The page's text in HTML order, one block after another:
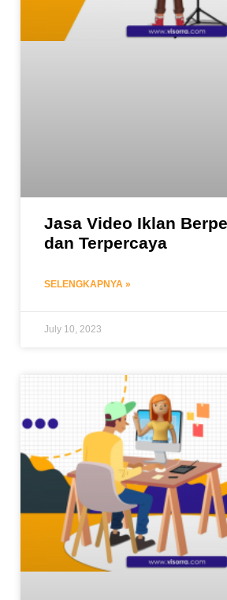
Jasa Video Iklan
dan Terpercaya
SELENGKAPNYA »
July 10, 2023